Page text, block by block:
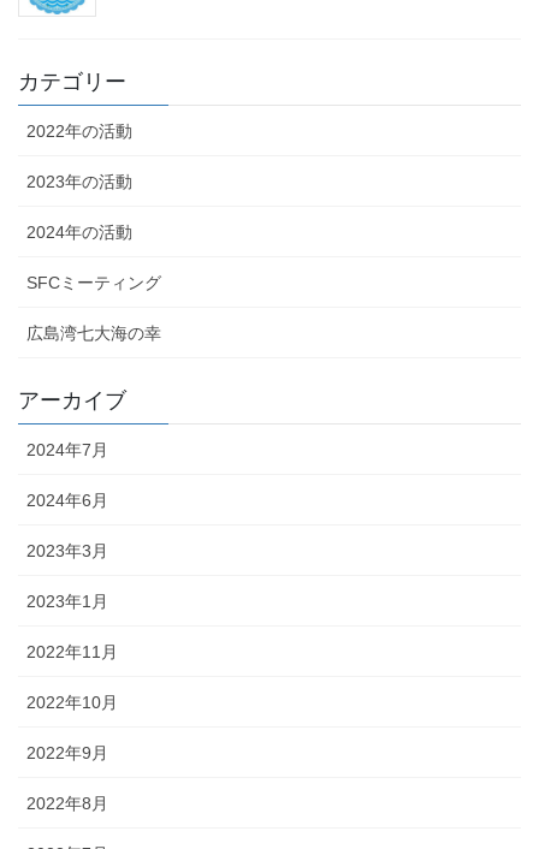
カテゴリー
2022年の活動
2023年の活動
2024年の活動
SFCミーティング
広島湾七大海の幸
アーカイブ
2024年7月
2024年6月
2023年3月
2023年1月
2022年11月
2022年10月
2022年9月
2022年8月